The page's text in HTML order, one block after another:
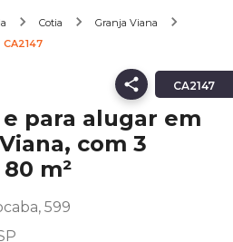
Cotia
Granja Viana
CA2147
CA2147
e para alugar em
com 3
m²
599